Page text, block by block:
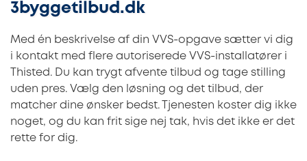
3byggetilbud.dk
Med én beskrivelse af din VVS-opgave sætter vi dig
i kontakt med flere autoriserede VVS-installatører i
Thisted. Du kan trygt afvente tilbud og tage stilling
uden pres. Vælg den løsning og det tilbud, der
matcher dine ønsker bedst. Tjenesten koster dig ikke
noget, og du kan frit sige nej tak, hvis det ikke er det
rette for dig.